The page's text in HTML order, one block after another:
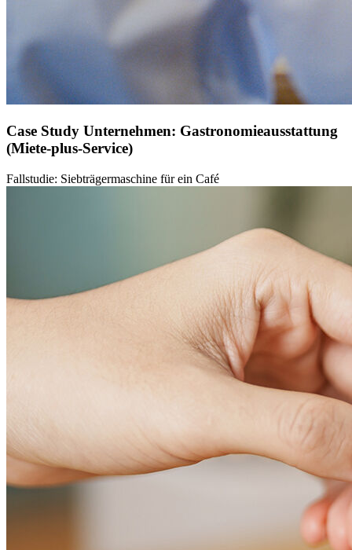
Case Study Unternehmen: Gastronomieausstattung
(Miete-plus-Service)
Fallstudie: Siebträgermaschine für ein Café